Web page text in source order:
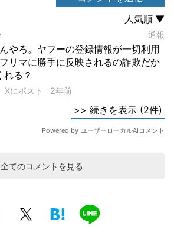
全てのコメントを見る